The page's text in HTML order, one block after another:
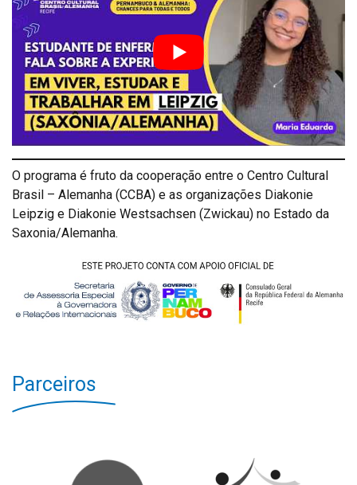
O programa é fruto da cooperação entre o Centro Cultural
Brasil – Alemanha (CCBA) e as organizações Diakonie
Leipzig e Diakonie Westsachsen (Zwickau) no Estado da
Saxonia/Alemanha.
Parceiros